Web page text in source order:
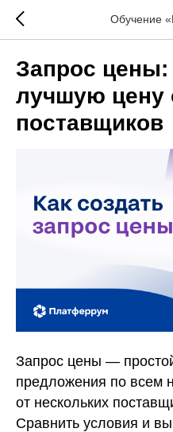
Обучение
Запрос цены:
лучшую цену
поставщиков
Запрос цены —
предложения по всем
от нескольких
Сравнить условия и